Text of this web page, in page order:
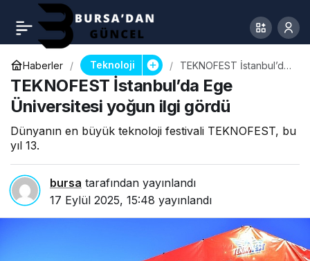
Haberler Teknoloji
TEKNOFEST İstanbul’da
Ege Üniversitesi yoğun
ilgi gördü
TEKNOFEST İstanbul’da Ege
Üniversitesi yoğun ilgi gördü
Dünyanın en büyük teknoloji festivali TEKNOFEST, bu
yıl 13.
bursa tarafından yayınlandı
17 Eylül 2025, 15:48 yayınlandı